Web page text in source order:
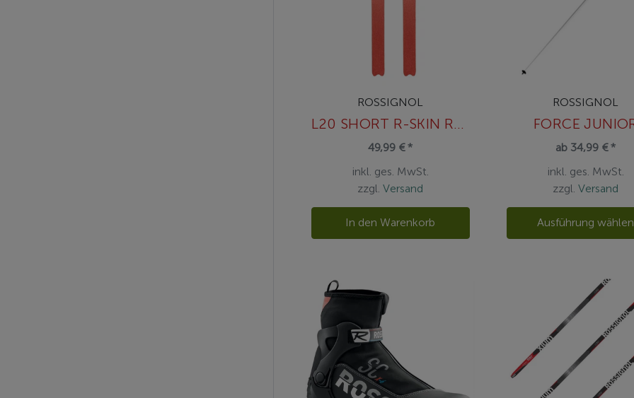
ROSSIGNOL
L20 SHORT R-SKIN RACE PREMIUM
49,99 € *
inkl. ges. MwSt.
zzgl.Versand
In den Warenkorb
ROSSIGNOL
FORCE
ab 34,99 € *
inkl. ges. MwSt.
zzgl.Versand
Ausführung wählen